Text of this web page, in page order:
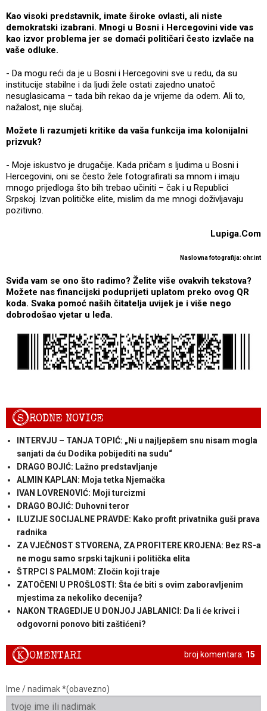
Kao visoki predstavnik, imate široke ovlasti, ali niste
demokratski izabrani. Mnogi u Bosni i Hercegovini vide vas
kao izvor problema jer se domaći političari često izvlače na
vaše odluke.
- Da mogu reći da je u Bosni i Hercegovini sve u redu, da su
institucije stabilne i da ljudi žele ostati zajedno unatoč
nesuglasicama – tada bih rekao da je vrijeme da odem. Ali to,
nažalost, nije slučaj.
Možete li razumjeti kritike da vaša funkcija ima kolonijalni
prizvuk?
- Moje iskustvo je drugačije. Kada pričam s ljudima u Bosni i
Hercegovini, oni se često žele fotografirati sa mnom i imaju
mnogo prijedloga što bih trebao učiniti – čak i u Republici
Srpskoj. Izvan političke elite, mislim da me mnogi doživljavaju
pozitivno.
Lupiga.Com
Naslovna fotografija: ohr.int
Sviđa vam se ono što radimo? Želite više ovakvih tekstova?
Možete nas financijski poduprijeti uplatom preko ovog QR
koda. Svaka pomoć naših čitatelja uvijek je i više nego
dobrodošao vjetar u leđa.
SRODNE NOVICE
INTERVJU – TANJA TOPIĆ: „Ni u najljepšem snu nisam mogla
sanjati da ću Dodika pobijediti na sudu“
DRAGO BOJIĆ: ​Lažno predstavljanje
ALMIN KAPLAN: Moja tetka Njemačka
IVAN LOVRENOVIĆ: Moji turcizmi
DRAGO BOJIĆ: Duhovni teror
ILUZIJE SOCIJALNE PRAVDE: Kako profit privatnika guši prava
radnika
ZA VJEČNOST STVORENA, ZA PROFITERE KROJENA: Bez RS-a
ne mogu samo srpski tajkuni i politička elita
ŠTRPCI S PALMOM: Zločin koji traje
ZATOČENI U PROŠLOSTI: Šta će biti s ovim zaboravljenim
mjestima za nekoliko decenija?
NAKON TRAGEDIJE U DONJOJ JABLANICI: Da li će krivci i
odgovorni ponovo biti zaštićeni?
broj komentara: 15
KOMENTARI
Ime / nadimak *(obavezno)